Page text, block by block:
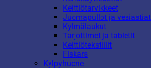
Keittiötarvikkeet
Juomapullot ja vesiastiat
Kylmälaukut
Tarjottimet ja tabletit
Keittiötekstiilit
Fiskars
Kylpyhuone